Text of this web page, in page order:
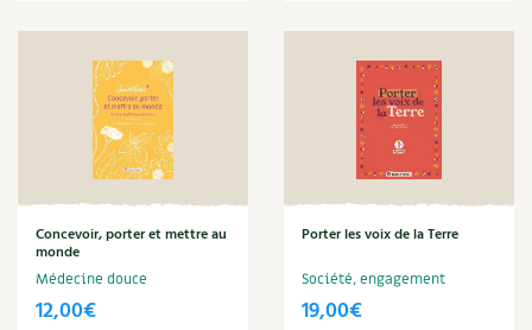
Concevoir, porter et mettre au
monde
Médecine douce
12,00€
Porter les voix de la Terre
Société, engagement
19,00€